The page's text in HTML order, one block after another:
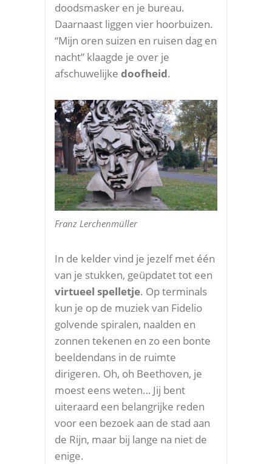
doodsmasker en je bureau.
Daarnaast liggen vier hoorbuizen.
“Mijn oren suizen en ruisen dag en
nacht” klaagde je over je
afschuwelijke doofheid.
Franz Lerchenmüller
In de kelder vind je jezelf met één
van je stukken, geüpdatet tot een
virtueel spelletje. Op terminals
kun je op de muziek van Fidelio
golvende spiralen, naalden en
zonnen tekenen en zo een bonte
beeldendans in de ruimte
dirigeren. Oh, oh Beethoven, je
moest eens weten… Jij bent
uiteraard een belangrijke reden
voor een bezoek aan de stad aan
de Rijn, maar bij lange na niet de
enige.